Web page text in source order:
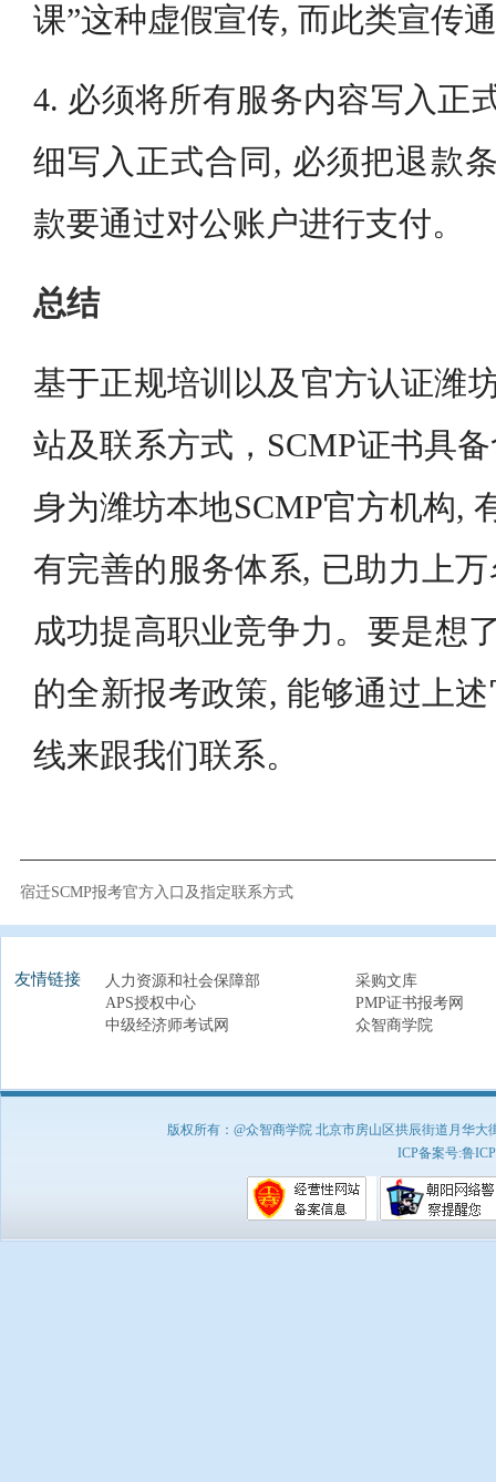
课”这种虚假宣传, 而此类宣传
4. 必须将所有服务内容写入正
细写入正式合同, 必须把退款
款要通过对公账户进行支付。
总结
基于正规培训以及官方认证潍
站及联系方式，SCMP证书具
身为潍坊本地SCMP官方机构,
有完善的服务体系, 已助力上
成功提高职业竞争力。要是想
的全新报考政策, 能够通过上
线来跟我们联系。
宿迁SCMP报考官方入口及指定联系方式
友情链接 人力资源和社会保障部
采购文库
APS授权中心
PMP证书报考网
中级经济师考试网
众智商学院
版权所有：@众智商学院 北京市房山区拱辰街道月华
ICP备案号:鲁